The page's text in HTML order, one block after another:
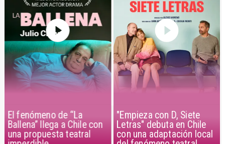
El fenómeno de “La
Ballena” llega a Chile con
una propuesta teatral
"Empieza con D, Siete
Letras" debuta en Chile
con una adaptación local